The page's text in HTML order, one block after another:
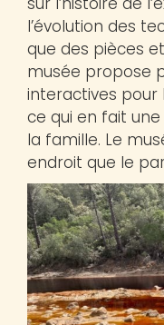
l’évolution des
que des pièces
musée propose
interactives pour
ce qui en fait
la famille. Le
endroit que le